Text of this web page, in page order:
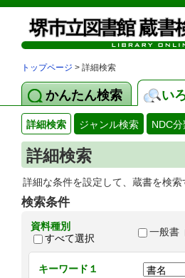
トップページ > 詳細検索
かんたん検索 い
詳細検索 ジャンル検索 NDC
詳細検索
詳細な条件を設定して、蔵書を検索
検索条件
資料種別
すべて選択
一般書
キーワード１